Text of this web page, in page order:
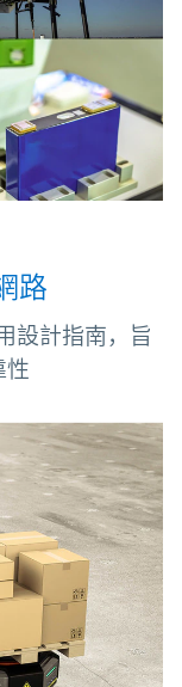
路
設計指南，旨
性